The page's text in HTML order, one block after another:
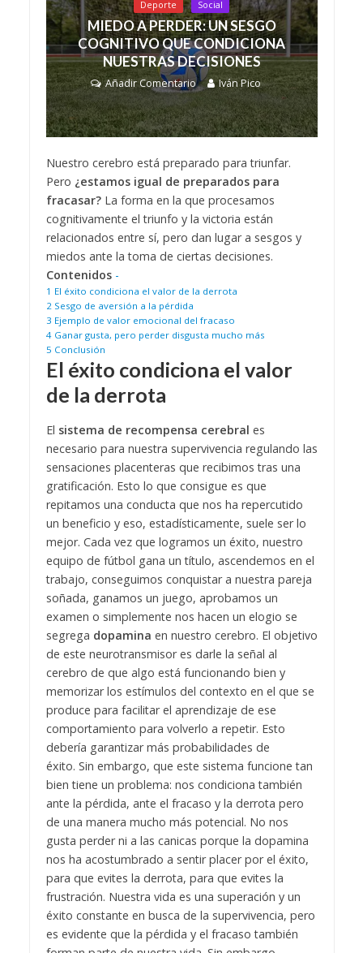
Deporte Social
MIEDO A PERDER: UN SESGO
COGNITIVO QUE CONDICIONA
NUESTRAS DECISIONES
Añadir Comentario Iván Pico
Nuestro cerebro está preparado para triunfar.
Pero ¿estamos igual de preparados para
fracasar?La forma en la que procesamos
cognitivamente el triunfo y la victoria están
relacionados entre sí, pero dan lugar a sesgos y
miedos ante la toma de ciertas decisiones.
Contenidos -
1 El éxito condiciona el valor de la derrota
2 Sesgo de aversión a la pérdida
3 Ejemplo de valor emocional del fracaso
4 Ganar gusta, pero perder disgusta mucho más
5 Conclusión
El éxito condiciona el valor
de la derrota
El sistema de recompensa cerebral es
necesario para nuestra supervivencia regulando las
sensaciones placenteras que recibimos tras una
gratificación. Esto lo que consigue es que
repitamos una conducta que nos ha repercutido
un beneficio y eso, estadísticamente, suele ser lo
mejor. Cada vez que logramos un éxito, nuestro
equipo de fútbol gana un título, ascendemos en el
trabajo, conseguimos conquistar a nuestra pareja
soñada, ganamos un juego, aprobamos un
examen o simplemente nos hacen un elogio se
segrega dopamina en nuestro cerebro. El objetivo
de este neurotransmisor es darle la señal al
cerebro de que algo está funcionando bien y
memorizar los estímulos del contexto en el que se
produce para facilitar el aprendizaje de ese
comportamiento para volverlo a repetir. Esto
debería garantizar más probabilidades de
éxito. Sin embargo, que este sistema funcione tan
bien tiene un problema: nos condiciona también
ante la pérdida, ante el fracaso y la derrota pero
de una manera mucho más potencial. No nos
gusta perder ni a las canicas porque la dopamina
nos ha acostumbrado a sentir placer por el éxito,
para que evites la derrota, para que evites la
frustración. Nuestra vida es una superación y un
éxito constante en busca de la supervivencia, pero
es evidente que la pérdida y el fracaso también